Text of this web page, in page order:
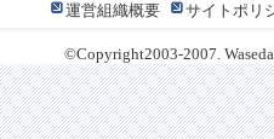
運営組織概要 サイトポリ
©Copyright2003-2007.